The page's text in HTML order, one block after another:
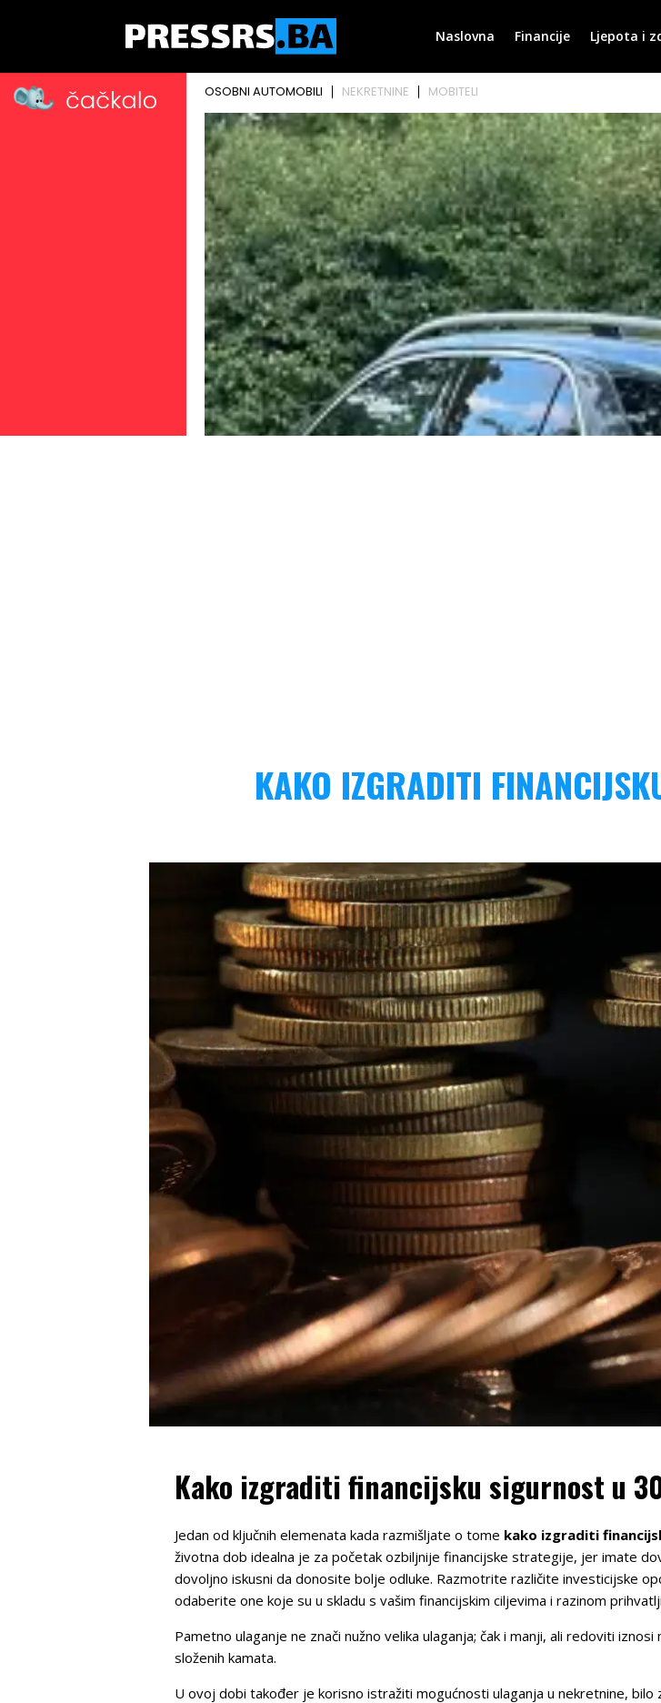
Naslovna Financije Ljepota i
KAKO IZGRADITI
Kako izgraditi financijsku sigurnost u
Jedan od ključnih elemenata kada razmišljate o tome kako izgraditi
životna dob idealna je za početak ozbiljnije financijske strategije, jer imate
dovoljno iskusni da donosite bolje odluke. Razmotrite različite investicijske
odaberite one koje su u skladu s vašim financijskim ciljevima i razinom
Pametno ulaganje ne znači nužno velika ulaganja; čak i manji, ali redoviti
složenih kamata.
U ovoj dobi također je korisno istražiti mogućnosti ulaganja u nekretnine,